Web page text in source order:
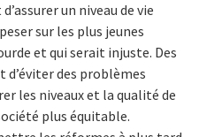
un niveau de vie
sur les plus jeunes
et qui serait injuste. Des
des problèmes
les niveaux et la qualité de
plus équitable.